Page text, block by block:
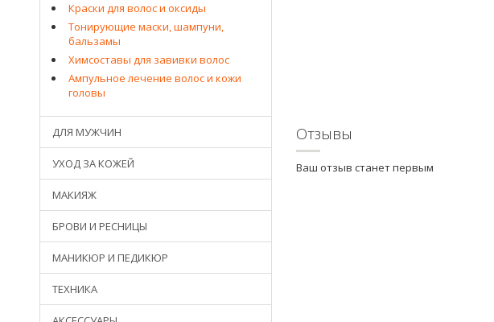
Отзывы
Ваш отзыв станет первым
Краски для волос и оксиды
Тонирующие маски, шампуни,
бальзамы
Химсоставы для завивки волос
Ампульное лечение волос и кожи
головы
ДЛЯ МУЖЧИН
УХОД ЗА КОЖЕЙ
МАКИЯЖ
БРОВИ И РЕСНИЦЫ
МАНИКЮР И ПЕДИКЮР
ТЕХНИКА